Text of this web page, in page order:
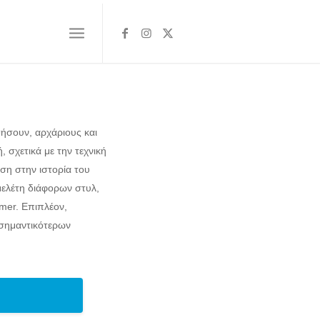
αρχάριους και
με την τεχνική
στην ιστορία του
διάφορων στυλ,
Επιπλέον,